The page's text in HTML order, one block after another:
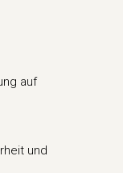
auf
und